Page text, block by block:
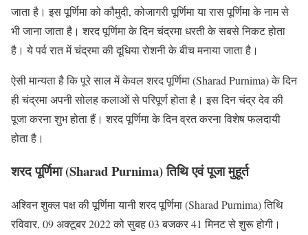
जाता है। इस पूर्णिमा को कौमुदी, कोजागरी पूर्णिमा या रास पूर्णिमा के नाम से
भी जाना जाता है। शरद पूर्णिमा के दिन चंद्रमा धरती के सबसे निकट होता
है। ये पर्व रात में चंद्रमा की दूधिया रोशनी के बीच मनाया जाता है।
ऐसी मान्यता है कि पूरे साल में केवल शरद पूर्णिमा (Sharad Purnima) के दिन
ही चंद्रमा अपनी सोलह कलाओं से परिपूर्ण होता है। इस दिन चंद्र देव की
पूजा करना शुभ होता हैं। शरद पूर्णिमा के दिन व्रत करना विशेष फलदायी
होता है।
शरद पूर्णिमा (Sharad Purnima) तिथि एवं पूजा मुहूर्त
अश्विन शुक्ल पक्ष की पूर्णिमा यानी शरद पूर्णिमा (Sharad Purnima) तिथि
रविवार, 09 अक्टूबर 2022 को सुबह 03 बजकर 41 मिनट से शुरू होगी।